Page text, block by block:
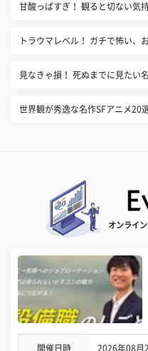
甘酸っぱすぎ！ 観ると切ない気
トラウマレベル！ ガチで怖い、
見なきゃ損！ 死ぬまでに見たい
世界観が秀逸な名作SFアニメ20
オンライ
開催日時 2026年08月